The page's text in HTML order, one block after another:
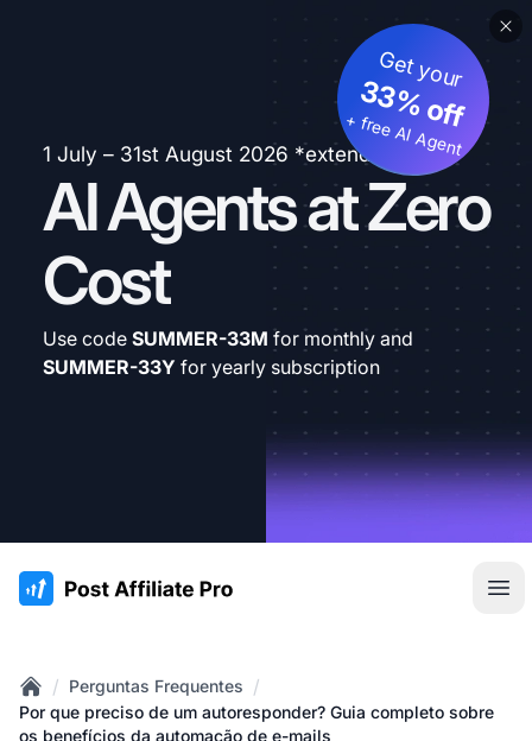
1 July – 31st August 2026 *extended
AI Agents at Zero
Cost
Get your
33% off
+ free AI Agent
Use code SUMMER-33M for monthly and
SUMMER-33Y for yearly subscription
:site.title
Home
/ Perguntas Frequentes /
Por que preciso de um autoresponder? Guia completo sobre
os benefícios da automação de e-mails